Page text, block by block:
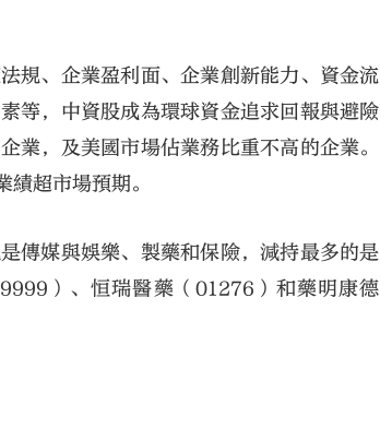
規、企業盈利面、企業創新能力、資金流
等，中資股成為環球資金追求回報與避險
業，及美國市場佔業務比重不高的企業。
超市場預期。
傳媒與娛樂、製藥和保險，減持最多的是
）、恒瑞醫藥（01276）和藥明康德